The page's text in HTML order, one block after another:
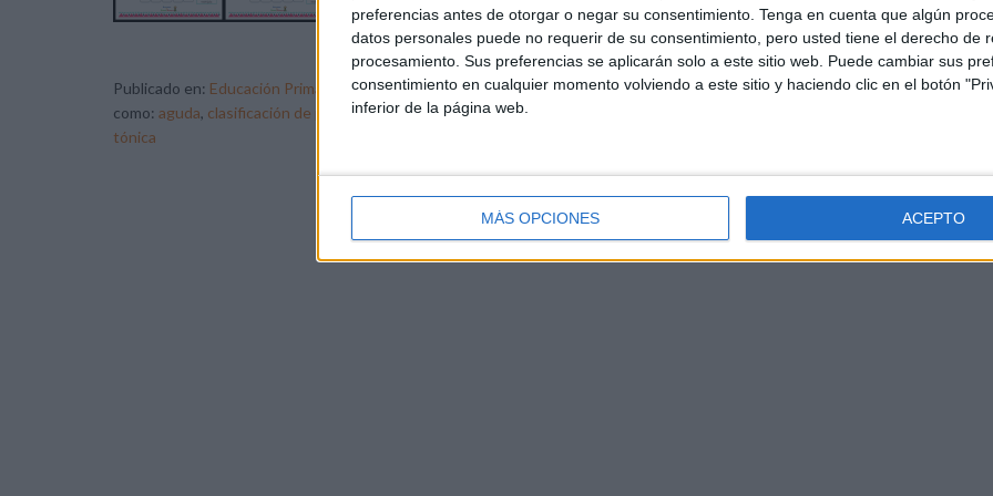
preferencias antes de otorgar o negar su consentimiento. Tenga en cuenta que algún
datos personales puede no requerir de su consentimiento, pero usted tiene el derecho de
procesamiento. Sus preferencias se aplicarán solo a este sitio web. Puede cambiar sus
consentimiento en cualquier momento volviendo a este sitio y haciendo clic en el botón
inferior de la página web.
MÁS OPCIONES ACEPTO
encuentre […]
Publicado en: Educación Primaria Lengua,Lengua, Lengua,Primer Ciclo,Segundo Ciclo ,Tercer Ciclo
Etiquetado
como: aguda, clasificación de palabras,Competencia lingüística
tónica